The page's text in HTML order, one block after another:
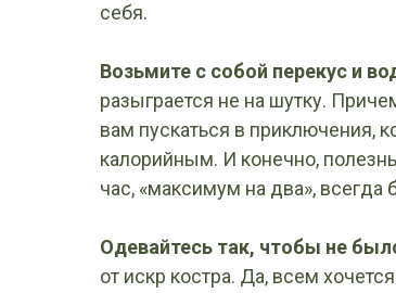
себя.
Возьмите с собой перекус и
разыграется не на шутку.
вам пускаться в приключения,
калорийным. И конечно,
час, «максимум на два», всегда
Одевайтесь так, чтобы не
от искр костра. Да, всем